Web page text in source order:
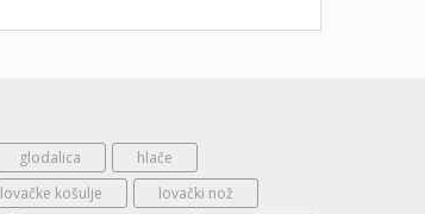
glodalica
hlače
lovačke košulje
lovački nož